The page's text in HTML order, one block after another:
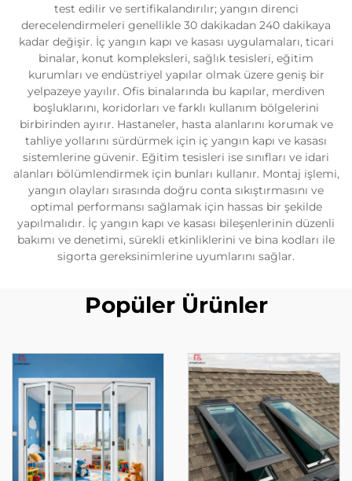
test edilir ve sertifikalandırılır; yangın direnci
derecelendirmeleri genellikle 30 dakikadan 240 dakikaya
kadar değişir. İç yangın kapı ve kasası uygulamaları, ticari
binalar, konut kompleksleri, sağlık tesisleri, eğitim
kurumları ve endüstriyel yapılar olmak üzere geniş bir
yelpazeye yayılır. Ofis binalarında bu kapılar, merdiven
boşluklarını, koridorları ve farklı kullanım bölgelerini
birbirinden ayırır. Hastaneler, hasta alanlarını korumak ve
tahliye yollarını sürdürmek için iç yangın kapı ve kasası
sistemlerine güvenir. Eğitim tesisleri ise sınıfları ve idari
alanları bölümlendirmek için bunları kullanır. Montaj işlemi,
yangın olayları sırasında doğru conta sıkıştırmasını ve
optimal performansı sağlamak için hassas bir şekilde
yapılmalıdır. İç yangın kapı ve kasası bileşenlerinin düzenli
bakımı ve denetimi, sürekli etkinliklerini ve bina kodları ile
sigorta gereksinimlerine uyumlarını sağlar.
Popüler Ürünler